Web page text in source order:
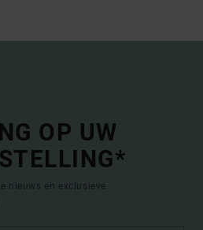
OP UW
nieuws en exclusieve